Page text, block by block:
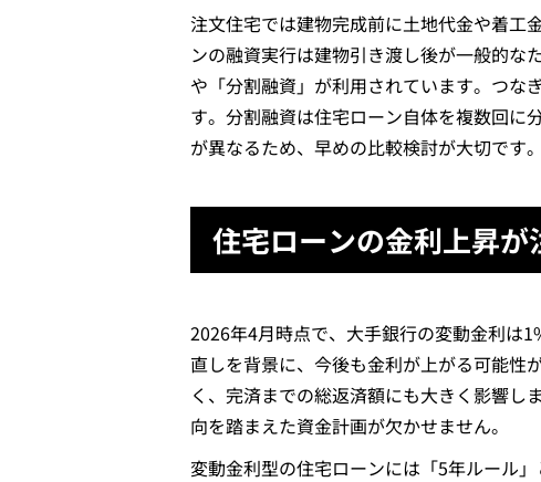
注文住宅では建物完成前に土地代金や着工
ンの融資実行は建物引き渡し後が一般的な
や「分割融資」が利用されています。つな
す。分割融資は住宅ローン自体を複数回に
が異なるため、早めの比較検討が大切です。
住宅ローンの金利上昇
2026年4月時点で、大手銀行の変動金利は
直しを背景に、今後も金利が上がる可能性
く、完済までの総返済額にも大きく影響し
向を踏まえた資金計画が欠かせません。
変動金利型の住宅ローンには「5年ルール